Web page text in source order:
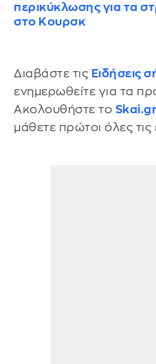
περικύκλωσης για τα
στο Κουρσκ
Διαβάστε τις Ειδήσεις
ενημερωθείτε για τα
Ακολουθήστε το
μάθετε πρώτοι όλες τις